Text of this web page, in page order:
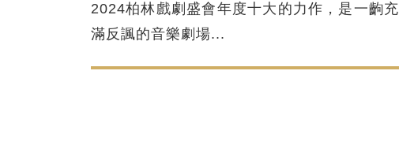
2024柏林戲劇盛會年度十大的力作，是一齣充
滿反諷的音樂劇場...